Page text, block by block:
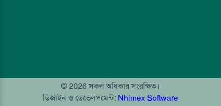
© 2026 সকল অধিকার সংরক্ষিত।
ডিজাইন ও ডেভেলপমেন্ট: Nhimex Software